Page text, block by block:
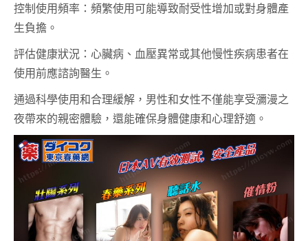
控制使用頻率：頻繁使用可能導致耐受性增加或對身體產
生負擔。
評估健康狀況：心臟病、血壓異常或其他慢性疾病患者在
使用前應諮詢醫生。
通過科學使用和合理緩解，男性和女性不僅能享受瀰漫之
夜帶來的親密體驗，還能確保身體健康和心理舒適。